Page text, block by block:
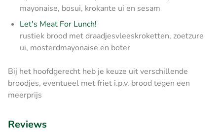
mayonaise, bosui, krokante ui en sesam
Let's Meat For Lunch!
rustiek brood met draadjesvleeskroketten, zoetzure
ui, mosterdmayonaise en boter
Bij het hoofdgerecht heb je keuze uit verschillende
broodjes, eventueel met friet i.p.v. brood tegen een
meerprijs
Reviews